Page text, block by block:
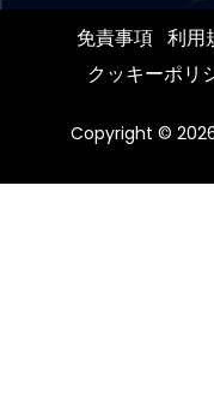
免責事項 利用
クッキーポリ
Copyright ©